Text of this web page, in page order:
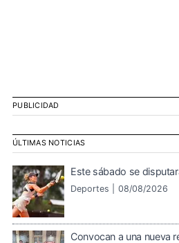
PUBLICIDAD
ÚLTIMAS NOTICIAS
Este sábado se
Deportes | 08/08/2026
Convocan a una nueva